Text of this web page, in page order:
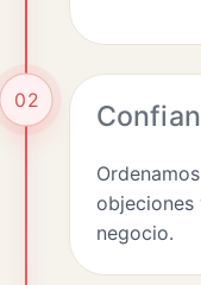
02
negocio.